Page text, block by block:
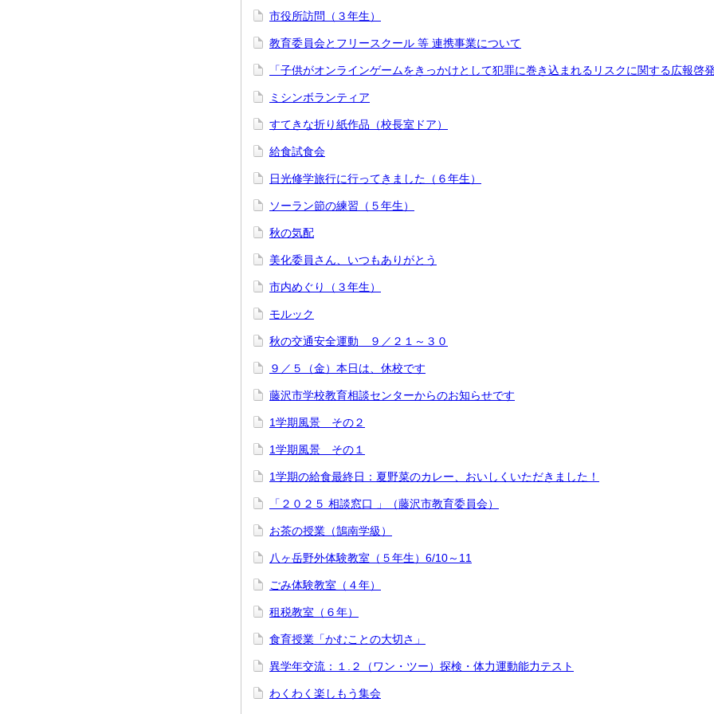
市役所訪問（３年生）
教育委員会とフリースクール 等 連携事業について
「子供がオンラインゲームをきっかけとして犯罪に巻き込まれるリスクに関する広報啓発
ミシンボランティア
すてきな折り紙作品（校長室ドア）
給食試食会
日光修学旅行に行ってきました（６年生）
ソーラン節の練習（５年生）
秋の気配
美化委員さん、いつもありがとう
市内めぐり（３年生）
モルック
秋の交通安全運動 ９／２１～３０
９／５（金）本日は、休校です
藤沢市学校教育相談センターからのお知らせです
1学期風景 その２
1学期風景 その１
1学期の給食最終日：夏野菜のカレー、おいしくいただきました！
「２０２５ 相談窓口 」（藤沢市教育委員会）
お茶の授業（鵠南学級）
八ヶ岳野外体験教室（５年生）6/10～11
ごみ体験教室（４年）
租税教室（６年）
食育授業「かむことの大切さ」
異学年交流：１.２（ワン・ツー）探検・体力運動能力テスト
わくわく楽しもう集会